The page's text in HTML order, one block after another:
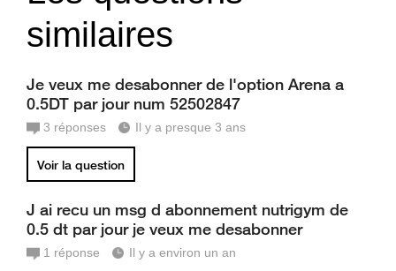
similaires
Je veux me desabonner de l'option Arena a
0.5DT par jour num 52502847
3 réponses Il y a presque 3 ans
Voir la question
J ai recu un msg d abonnement nutrigym de
0.5 dt par jour je veux me desabonner
1 réponse Il y a environ un an